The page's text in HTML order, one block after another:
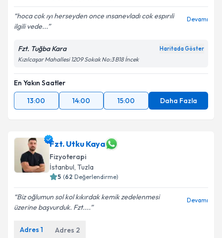
hoca cok ıyı herseyden once ınsanevladı cok espırıli
ilgili vede...
Devamı
Fzt. Tuğba Kara Haritada Göster
Kızılcaşar Mahallesi 1209 Sokak No:3 B18 İncek
En Yakın Saatler
13:00
14:00 15:00 Daha Fazla
Fzt. Utku Kaya
Fizyoterapi
İstanbul, Tuzla
5 (62 Değerlendirme)
Biz oğlumun sol kol kıkırdak kemik zedelenmesi
üzerine başvurduk. Fzt....
Devamı
Adres 1 Adres 2